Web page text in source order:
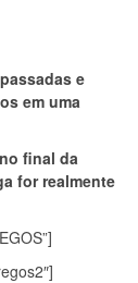
e
em uma
final da
for realmente